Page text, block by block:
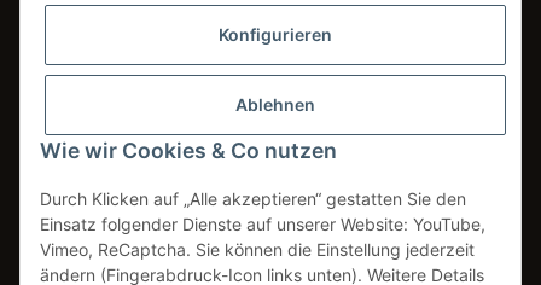
Konfigurieren
Ablehnen
Wie wir Cookies & Co nutzen
Durch Klicken auf „Alle akzeptieren“ gestatten Sie den
Einsatz folgender Dienste auf unserer Website: YouTube,
Vimeo, ReCaptcha. Sie können die Einstellung jederzeit
ändern (Fingerabdruck-Icon links unten). Weitere Details
Vertrag widerrufen
* Alle Preise inkl. gesetzlicher USt., zzgl.Versand